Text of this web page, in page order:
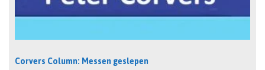
Corvers Column: Messen geslepen